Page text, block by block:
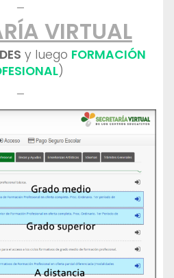
—
VIRTUAL
y luego FORMACIÓN
)
—